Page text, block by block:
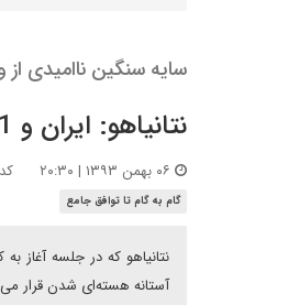
سایه سنگین ناامیدی از
نتانیاهو: ایران و 1+5 به زودی توافق می‌کنند
کد :
گام به گام تا توافق جامع
نتانیاهو که در جلسه
آستانه هسته‌ای شدن قرار